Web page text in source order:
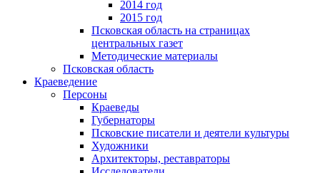
2014 год
2015 год
Псковская область на страницах
центральных газет
Методические материалы
Псковская область
Краеведение
Персоны
Краеведы
Губернаторы
Псковские писатели и деятели культуры
Художники
Архитекторы, реставраторы